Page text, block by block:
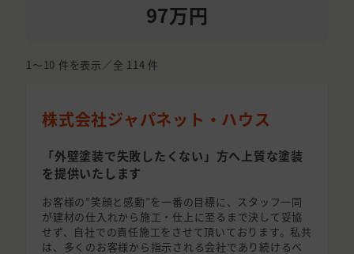
97万円
1〜10 件を表示／全 114 件
株式会社ジャパネット・ハウス
「外壁塗装で失敗したくない」方へ上質な塗装
を提供いたします
お客様の”笑顔と感動”を一番の目標に、スタッフ一同
が建材の仕入れから施工・仕上に至るまで決して妥協
せず、自社での責任施工をさせて頂いております。私共
は、多くのお客様から指示される会社であり続けるべ